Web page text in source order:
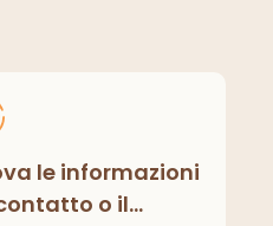
le informazioni
o il